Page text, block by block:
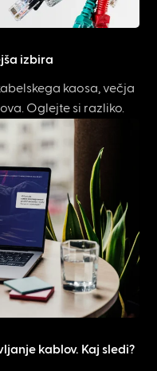
izbira
kaosa, večja
Oglejte si razliko.
kablov. Kaj sledi?